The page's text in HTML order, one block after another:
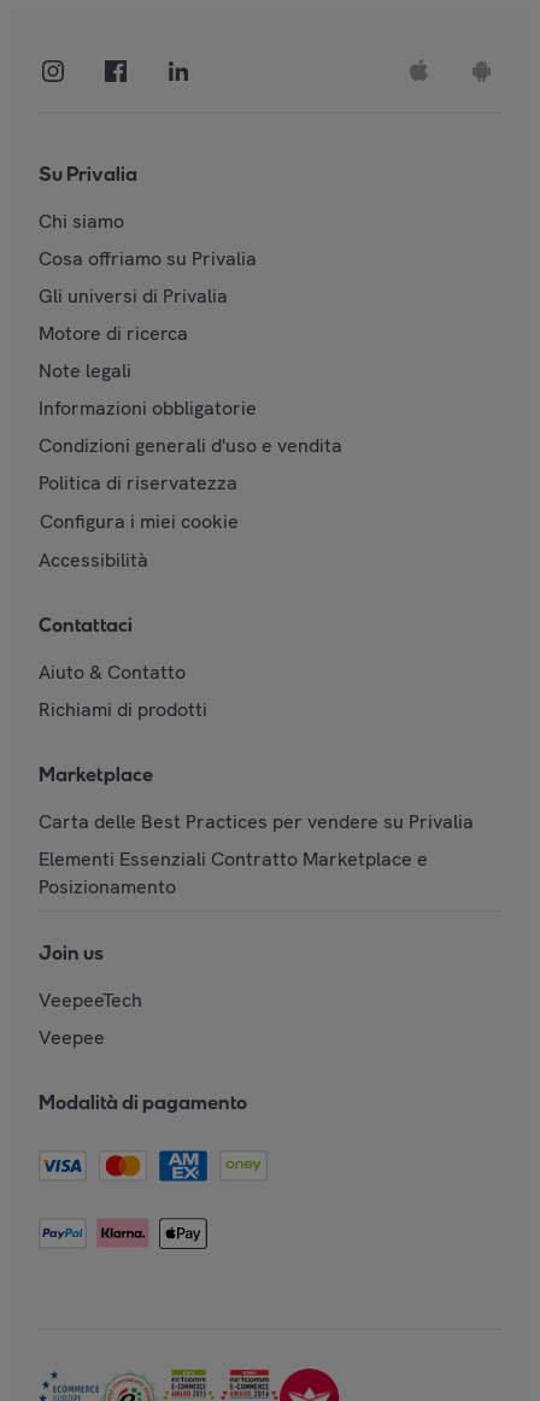
Su Privalia
Chi siamo
Cosa offriamo su Privalia
Gli universi di Privalia
Motore di ricerca
Note legali
Informazioni obbligatorie
Condizioni generali d'uso e vendita
Politica di riservatezza
Configura i miei cookie
Accessibilità
Contattaci
Aiuto & Contatto
Richiami di prodotti
Marketplace
Carta delle Best Practices per vendere su Privalia
Elementi Essenziali Contratto Marketplace e
Posizionamento
Join us
VeepeeTech
Veepee
Modalità di pagamento